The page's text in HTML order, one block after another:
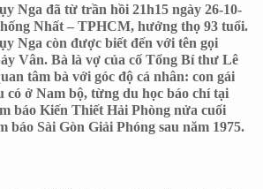
Nga đã từ trần hồi 21h15 ngày 26-10-
Nhất – TPHCM, hưởng thọ 93 tuổi.
Nga còn được biết đến với tên gọi
Vân. Bà là vợ của cố Tổng Bí thư Lê
tâm bà với góc độ cá nhân: con gái
có ở Nam bộ, từng du học báo chí tại
báo Kiến Thiết Hải Phòng nửa cuối
báo Sài Gòn Giải Phóng sau năm 1975.